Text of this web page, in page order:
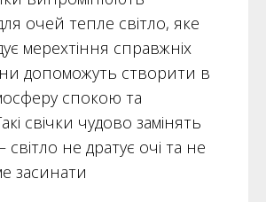
очей тепле світло, яке
мерехтіння справжніх
допоможуть створити в
спокою та
свічки чудово замінять
не дратує очі та не
засинати